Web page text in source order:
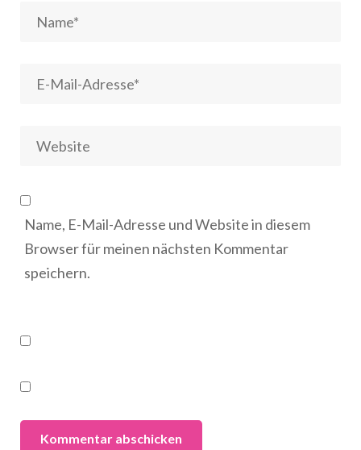
Name, E-Mail-Adresse und Website in diesem
Browser für meinen nächsten Kommentar
speichern.